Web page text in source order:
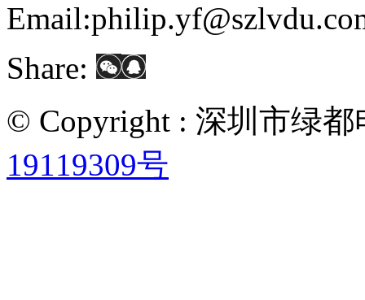
Share:
© Copyright : 深圳市绿
19119309号